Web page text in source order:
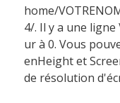
home/
4/. Il y a une ligne
ur à 0. Vous
enHeight et
de résolution